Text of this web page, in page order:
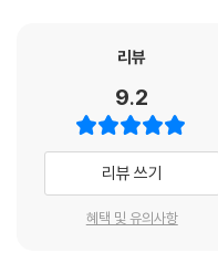
-테슬라와 반테슬라 진영의 치
-자율주행차 시장의 판도를 바
-천지개벽할 자율주행의 시대
미래의 부 09_OTT, 우리의 일
-넷플릭스는 1위 자리를 지킬 수
투자하려는 기업에 진심 어린
수 없다. 10년 이상한 기업의
그 기업을 진짜로 좋아해야, 아
유할 수 있다. 10년, 20년, 30
누가 모르겠는가. 주식에 관해
고 있는 사실이다. 하지만 99%
채널 ‘이지성TV’를 통해 5천
깊숙이 들어온 인공지능 시대
출할 새로운 방법을 제시한다.
작가는 부동산 가격 폭등, 고령
울한 미래의 해답을 미국 우량
리뷰
9.2
리뷰 쓰기
혜택 및 유의사항